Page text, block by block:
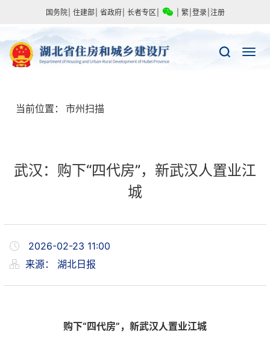
国务院 住建部 省政府 长者专区 繁 登录 注册
当前位置： 市州扫描
武汉：购下“四代房”，新武汉人置业江
城
2026-02-23 11:00
来源： 湖北日报
购下“四代房”，新武汉人置业江城